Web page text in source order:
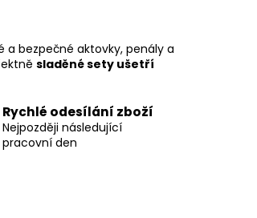
a bezpečné aktovky, penály a
sladěné sety ušetří
Rychlé odesílání zboží
Nejpozději následující
pracovní den